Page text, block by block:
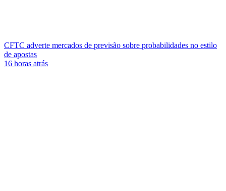
CFTC adverte mercados de previsão sobre probabilidades no estilo
de apostas
16 horas atrás